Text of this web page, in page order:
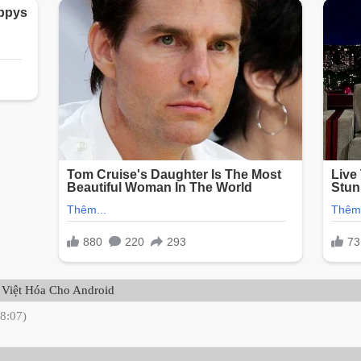
Hóa Cho Android